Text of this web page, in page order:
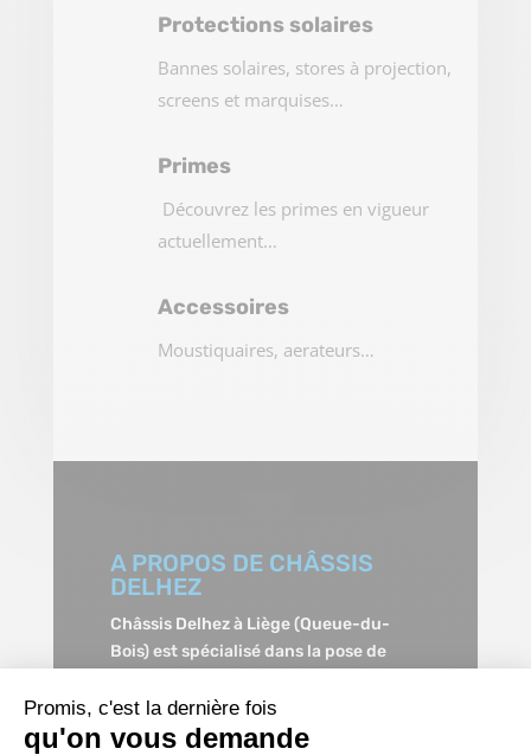
Promis, c'est la dernière fois
qu'on vous demande
Protections solaires
Bannes solaires, stores à projection,
screens et marquises…
Primes
Découvrez les primes en vigueur
actuellement…
Accessoires
Moustiquaires, aerateurs…
A PROPOS DE CHÂSSIS
DELHEZ
Châssis Delhez à Liège (Queue-du-
Bois) est spécialisé dans la pose de
châssis en aluminium et en bois, dans
la pose de porte de garage, de volets-